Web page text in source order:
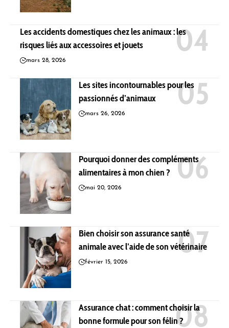
Les accidents domestiques chez les animaux : les
risques liés aux accessoires et jouets
mars 28, 2026
Les sites incontournables pour les
passionnés d’animaux
mars 26, 2026
Pourquoi donner des compléments
alimentaires à mon chien ?
mai 20, 2026
Bien choisir son assurance santé
animale avec l’aide de son vétérinaire
février 15, 2026
Assurance chat : comment choisir la
bonne formule pour son félin ?